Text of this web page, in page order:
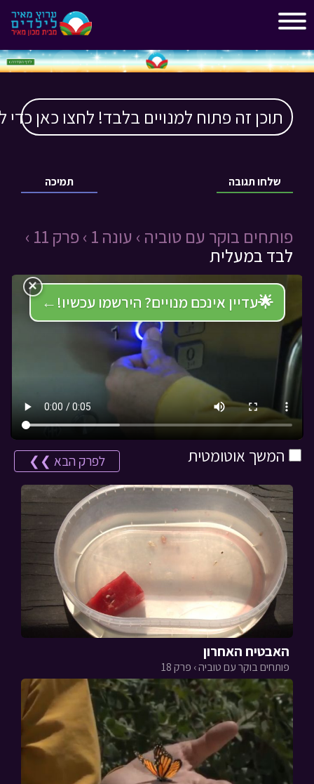
תוכן זה פתוח למנויים בלבד! לחצו כאן כדי
תמיכה שלחו תגובה
פותחים בוקר עם טוביה › עונה 1 ›
פרק 11 ›
לבד במעלית
🌟עדיין אינכם מנויים? הירשמו עכשיו! ←
×
המשך אוטומטית לפרק הבא ❯❯
האבטיח האחרון
פותחים בוקר עם טוביה › פרק 18